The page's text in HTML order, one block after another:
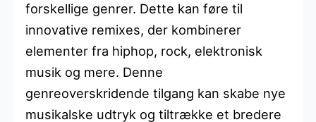
forskellige genrer. Dette kan føre til
innovative remixes, der kombinerer
elementer fra hiphop, rock, elektronisk
musik og mere. Denne
genreoverskridende tilgang kan skabe nye
musikalske udtryk og tiltrække et bredere